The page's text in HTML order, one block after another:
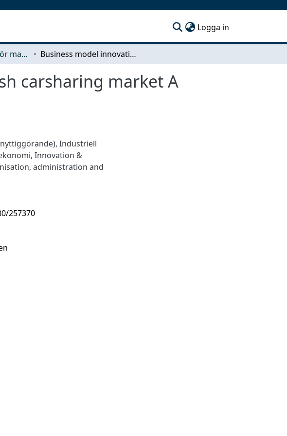
Logga in
Examensarbeten för masterexamen Business model innovation in the Swedish carsharing market A qualitative
carsharing market A
, Industriell
, Innovation &
administration and
257370